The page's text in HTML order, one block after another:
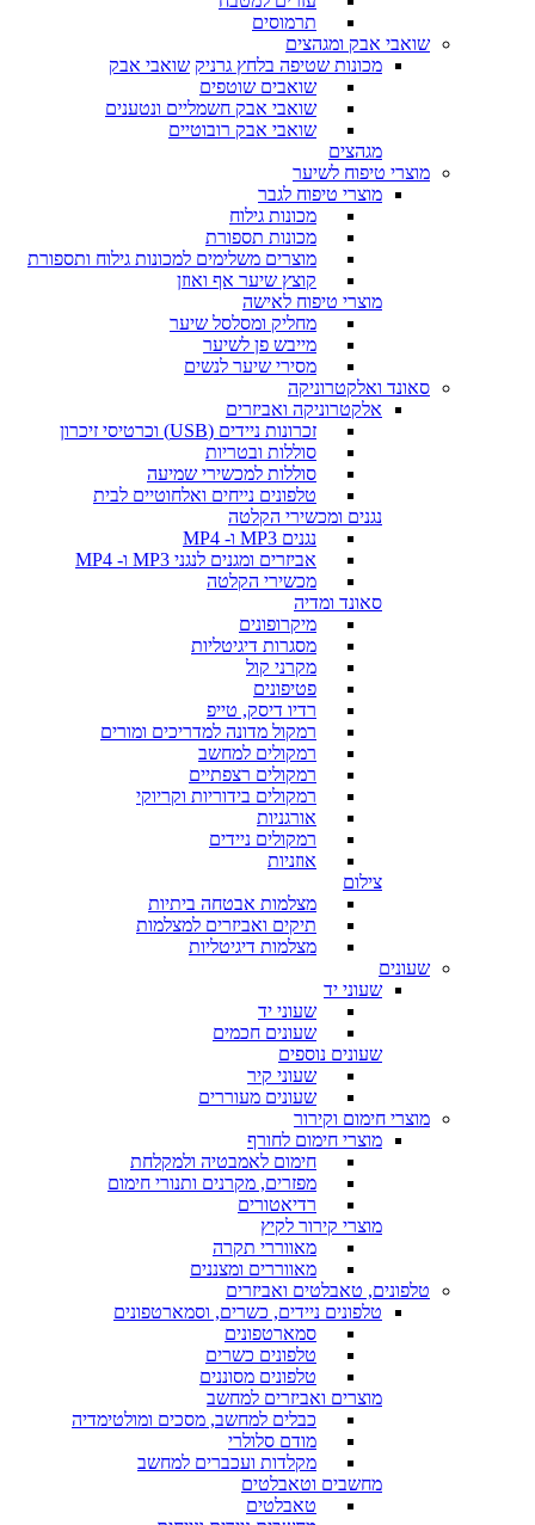
תרמוסים
שואבי אבק ומגהצים
מכונות שטיפה בלחץ גרניק שואבי אבק
שואבים שוטפים
שואבי אבק חשמליים ונטענים
שואבי אבק רובוטיים
מגהצים
מוצרי טיפוח לשיער
מוצרי טיפוח לגבר
מכונות גילוח
מכונות תספורת
מוצרים משלימים למכונות גילוח ותספורת
קוצץ שיער אף ואוזן
מוצרי טיפוח לאישה
מחליק ומסלסל שיער
מייבש פן לשיער
מסירי שיער לנשים
סאונד ואלקטרוניקה
אלקטרוניקה ואביזרים
זכרונות ניידים (USB) וכרטיסי זיכרון
סוללות ובטריות
סוללות למכשירי שמיעה
טלפונים נייחים ואלחוטיים לבית
נגנים ומכשירי הקלטה
נגנים MP3 ו- MP4
אביזרים ומגנים לנגני MP3 ו- MP4
מכשירי הקלטה
סאונד ומדיה
מיקרופונים
מסגרות דיגיטליות
מקרני קול
פטיפונים
רדיו דיסק, טייפ
רמקול מדונה למדריכים ומורים
רמקולים למחשב
רמקולים רצפתיים
רמקולים בידוריות וקריוקי
אורגניות
רמקולים ניידים
אוזניות
צילום
מצלמות אבטחה ביתיות
תיקים ואביזרים למצלמות
מצלמות דיגיטליות
שעונים
שעוני יד
שעוני יד
שעונים חכמים
שעונים נוספים
שעוני קיר
שעונים מעוררים
מוצרי חימום וקירור
מוצרי חימום לחורף
חימום לאמבטיה ולמקלחת
מפזרים, מקרנים ותנורי חימום
רדיאטורים
מוצרי קירור לקיץ
מאווררי תקרה
מאווררים ומצננים
טלפונים, טאבלטים ואביזרים
טלפונים ניידים, כשרים, וסמארטפונים
סמארטפונים
טלפונים כשרים
טלפונים מסוננים
מוצרים ואביזרים למחשב
כבלים למחשב, מסכים ומולטימדיה
מודם סלולרי
מקלדות ועכברים למחשב
מחשבים וטאבלטים
טאבלטים